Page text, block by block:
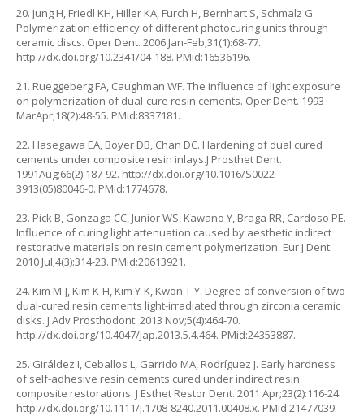
20. Jung H, Friedl KH, Hiller KA, Furch H, Bernhart S, Schmalz G.
Polymerization efficiency of different photocuring units through
ceramic discs. Oper Dent. 2006 Jan-Feb;31(1):68-77.
http://dx.doi.org/10.2341/04-188. PMid:16536196.
21. Rueggeberg FA, Caughman WF. The influence of light exposure
on polymerization of dual-cure resin cements. Oper Dent. 1993
MarApr;18(2):48-55. PMid:8337181.
22. Hasegawa EA, Boyer DB, Chan DC. Hardening of dual cured
cements under composite resin inlays.J Prosthet Dent.
1991Aug;66(2):187-92. http://dx.doi.org/10.1016/S0022-
3913(05)80046-0. PMid:1774678.
23. Pick B, Gonzaga CC, Junior WS, Kawano Y, Braga RR, Cardoso PE.
Influence of curing light attenuation caused by aesthetic indirect
restorative materials on resin cement polymerization. Eur J Dent.
2010 Jul;4(3):314-23. PMid:20613921.
24. Kim M-J, Kim K-H, Kim Y-K, Kwon T-Y. Degree of conversion of two
dual-cured resin cements light-irradiated through zirconia ceramic
disks. J Adv Prosthodont. 2013 Nov;5(4):464-70.
http://dx.doi.org/10.4047/jap.2013.5.4.464. PMid:24353887.
25. Giráldez I, Ceballos L, Garrido MA, Rodríguez J. Early hardness
of self-adhesive resin cements cured under indirect resin
composite restorations. J Esthet Restor Dent. 2011 Apr;23(2):116-24.
http://dx.doi.org/10.1111/j.1708-8240.2011.00408.x. PMid:21477039.